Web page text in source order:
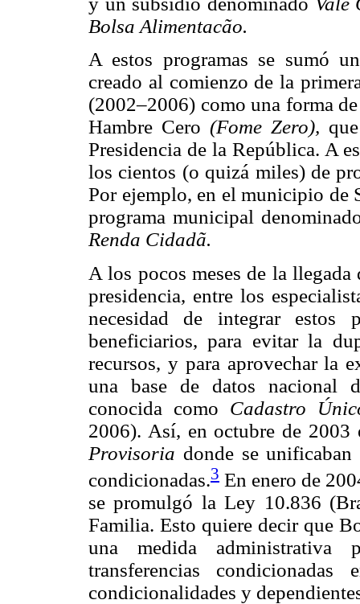
Bolsa Alimentacão.
A estos programas se sumó
creado al comienzo de la
(2002–2006) como una forma
Hambre Cero(Fome Zero),
Presidencia de la República. A
los cientos (o quizá miles) de
Por ejemplo, en el municipio de
programa municipal
Renda Cidadã.
A los pocos meses de la
presidencia, entre los
necesidad de integrar estos
beneficiarios, para evitar la
recursos, y para aprovechar la
una base de datos nacional
conocida como Cadastro
2006). Así, en octubre de
Provisoria donde se unificaban
condicionadas.3 En enero de
se promulgó la Ley 10.836
Familia. Esto quiere decir que
una medida administrativa
transferencias
condicionalidades y